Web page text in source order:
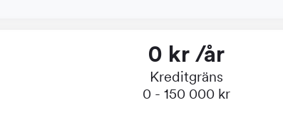
0 kr /år
Kreditgräns
0 - 150 000 kr